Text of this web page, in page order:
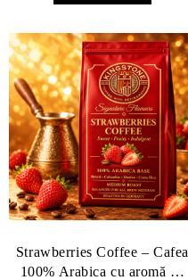
Strawberries Coffee – Cafea
100% Arabica cu aromă de